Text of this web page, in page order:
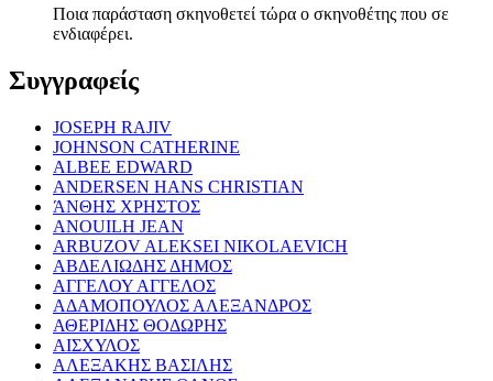
Ποια παράσταση σκηνοθετεί τώρα ο σκηνοθέτης που σε
ενδιαφέρει.
Συγγραφείς
JOSEPH RAJIV
JOHNSON CATHERINE
ALBEE EDWARD
ANDERSEN HANS CHRISTIAN
ΆΝΘΗΣ ΧΡΗΣΤΟΣ
ANOUILH JEAN
ARBUZOV ALEKSEI NIKOLAEVICH
ΑΒΔΕΛΙΩΔΗΣ ΔΗΜΟΣ
ΑΓΓΕΛΟΥ ΑΓΓΕΛΟΣ
ΑΔΑΜΟΠΟΥΛΟΣ ΑΛΕΞΑΝΔΡΟΣ
ΑΘΕΡΙΔΗΣ ΘΟΔΩΡΗΣ
ΑΙΣΧΥΛΟΣ
ΑΛΕΞΑΚΗΣ ΒΑΣΙΛΗΣ